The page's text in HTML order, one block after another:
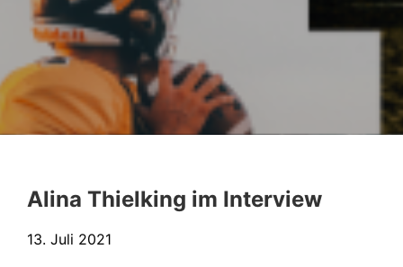
Alina Thielking im Interview
13. Juli 2021